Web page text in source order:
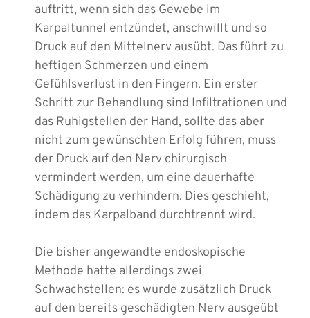
auftritt, wenn sich das Gewebe im
Karpaltunnel entzündet, anschwillt und so
Druck auf den Mittelnerv ausübt. Das führt zu
heftigen Schmerzen und einem
Gefühlsverlust in den Fingern. Ein erster
Schritt zur Behandlung sind Infiltrationen und
das Ruhigstellen der Hand, sollte das aber
nicht zum gewünschten Erfolg führen, muss
der Druck auf den Nerv chirurgisch
vermindert werden, um eine dauerhafte
Schädigung zu verhindern. Dies geschieht,
indem das Karpalband durchtrennt wird.
Die bisher angewandte endoskopische
Methode hatte allerdings zwei
Schwachstellen: es wurde zusätzlich Druck
auf den bereits geschädigten Nerv ausgeübt